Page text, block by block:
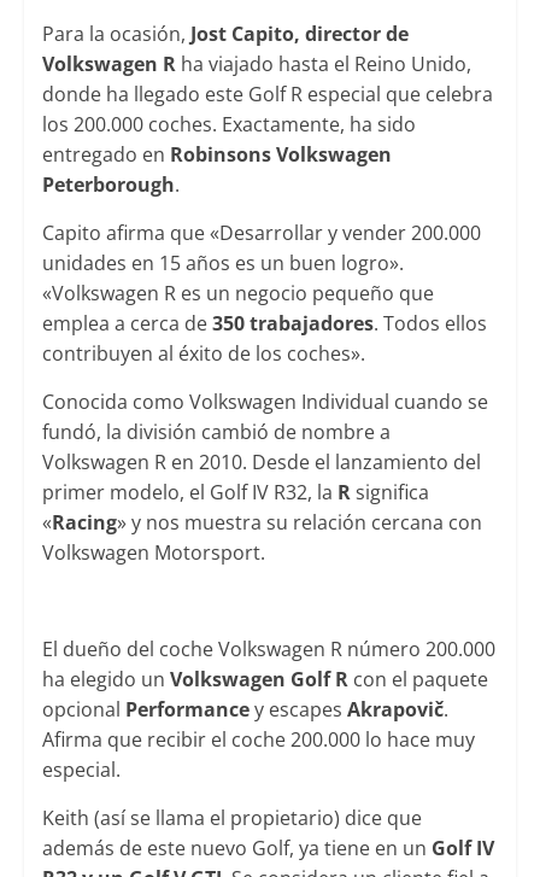
Para la ocasión, Jost Capito, director de
Volkswagen Rha viajado hasta el Reino Unido,
donde ha llegado este Golf R especial que celebra
los 200.000 coches. Exactamente, ha sido
entregado en Robinsons Volkswagen
Peterborough.
Capito afirma que «Desarrollar y vender 200.000
unidades en 15 años es un buen logro».
«Volkswagen R es un negocio pequeño que
emplea a cerca de350 trabajadores. Todos ellos
contribuyen al éxito de los coches».
Conocida como Volkswagen Individual cuando se
fundó, la división cambió de nombre a
Volkswagen R en 2010. Desde el lanzamiento del
primer modelo, el Golf IV R32, la Rsignifica
«Racing» y nos muestra su relación cercana con
Volkswagen Motorsport.
El dueño del coche Volkswagen R número 200.000
ha elegido un Volkswagen Golf Rcon el paquete
opcional Performancey escapes Akrapovič.
Afirma que recibir el coche 200.000 lo hace muy
especial.
Keith (así se llama el propietario) dice que
además de este nuevo Golf, ya tiene en un Golf IV